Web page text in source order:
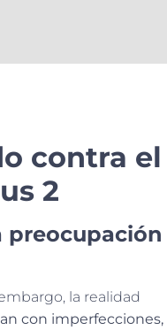
contra el
2
preocupación
la realidad
con imperfecciones,